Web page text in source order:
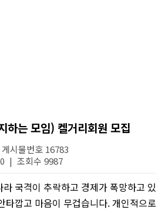
하는 모임) 켈거리회원 모집
시물번호 16783
| 조회수 9987
국격이 추락하고 경제가 폭망하고 있
타깝고 마음이 무겁습니다. 개인적으로